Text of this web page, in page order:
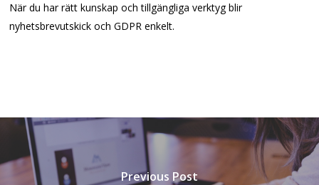
När du har rätt kunskap och tillgängliga verktyg blir
nyhetsbrevutskick och GDPR enkelt.
Previous Post